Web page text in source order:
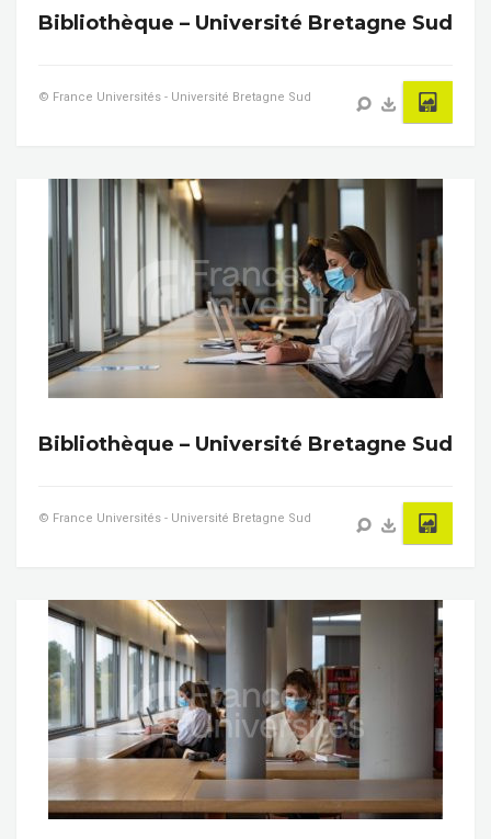
Bibliothèque – Université Bretagne Sud
© France Universités - Université Bretagne Sud
Bibliothèque – Université Bretagne Sud
© France Universités - Université Bretagne Sud